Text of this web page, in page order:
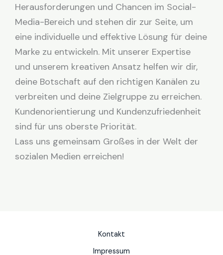
Herausforderungen und Chancen im Social-
Media-Bereich und stehen dir zur Seite, um
eine individuelle und effektive Lösung für deine
Marke zu entwickeln. Mit unserer Expertise
und unserem kreativen Ansatz helfen wir dir,
deine Botschaft auf den richtigen Kanälen zu
verbreiten und deine Zielgruppe zu erreichen.
Kundenorientierung und Kundenzufriedenheit
sind für uns oberste Priorität.
Lass uns gemeinsam Großes in der Welt der
sozialen Medien erreichen!
Kontakt
Impressum